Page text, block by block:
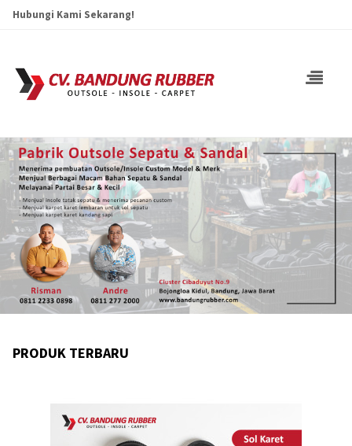
Hubungi Kami Sekarang!
PRODUK TERBARU